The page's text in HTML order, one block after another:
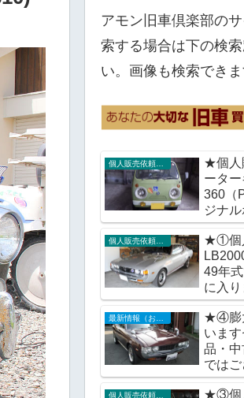
アモン旧車倶楽部の
索する場合は下の検
い。画像も検索できま
★個人
ータ
360（
ジナ
称ガ
かが
★①個
49年
に入り
★④膨
いま
品・中
では
で検討
★③個